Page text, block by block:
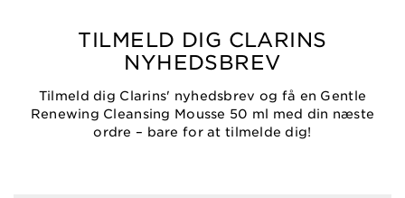
TILMELD DIG CLARINS
NYHEDSBREV
Tilmeld dig Clarins' nyhedsbrev og få en Gentle
Renewing Cleansing Mousse 50 ml med din næste
ordre – bare for at tilmelde dig!